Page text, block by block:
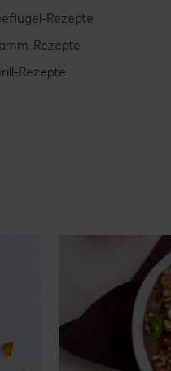
Rezepte
Rezepte
Rezepte